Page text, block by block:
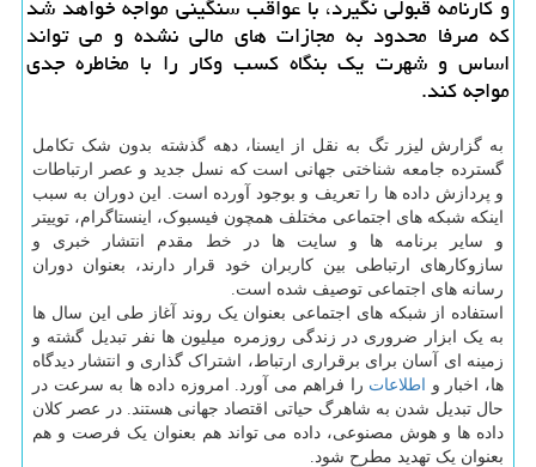
كه صرفا محدود به مجازات های مالی نشده و می تواند
اساس و شهرت یك بنگاه كسب وكار را با مخاطره جدی
مواجه كند.
به گزارش لیزر تگ به نقل از ایسنا، دهه گذشته بدون شک تکامل
گسترده جامعه شناختی جهانی است که نسل جدید و عصر ارتباطات
و پردازش داده ها را تعریف و بوجود آورده است. این دوران به سبب
اینکه شبکه های اجتماعی مختلف همچون فیسبوک، اینستاگرام، توییتر
و سایر برنامه ها و سایت ها در خط مقدم انتشار خبری و
سازوکارهای ارتباطی بین کاربران خود قرار دارند، بعنوان دوران
رسانه های اجتماعی توصیف شده است.
استفاده از شبکه های اجتماعی بعنوان یک روند آغاز طی این سال ها
به یک ابزار ضروری در زندگی روزمره میلیون ها نفر تبدیل گشته و
زمینه ای آسان برای برقراری ارتباط، اشتراک گذاری و انتشار دیدگاه
ها، اخبار و
اطلاعات را فراهم می آورد. امروزه داده ها به سرعت در
حال تبدیل شدن به شاهرگ حیاتی اقتصاد جهانی هستند. در عصر کلان
داده ها و هوش مصنوعی، داده می تواند هم بعنوان یک فرصت و هم
بعنوان یک تهدید مطرح شود.